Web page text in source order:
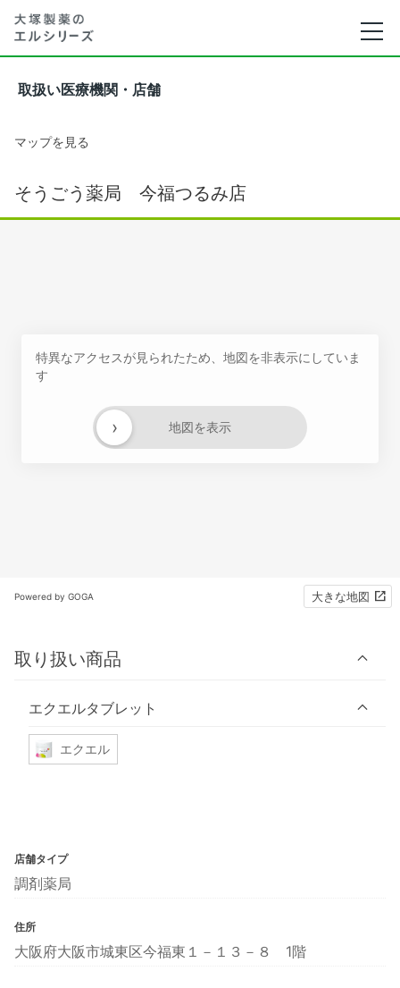
取扱い医療機関・店舗
マップを見る
そうごう薬局 今福つるみ店
特異なアクセスが見られたため、地図を非表示にしていま
す
地図を表示
›
Powered by GOGA 大きな地図
取り扱い商品
エクエルタブレット
エクエル
店舗タイプ
調剤薬局
住所
大阪府大阪市城東区今福東１－１３－８ 1階